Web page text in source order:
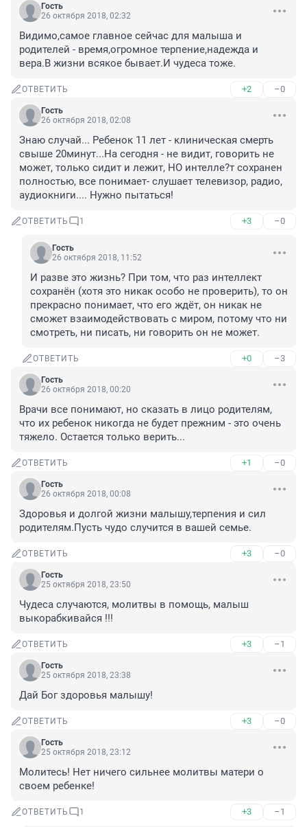
Гость
26 октября 2018, 02:32
Видимо,самое главное сейчас для малыша и
родителей - время,огромное терпение,надежда и
вера.В жизни всякое бывает.И чудеса тоже.
ОТВЕТИТЬ +2 –0
Гость
26 октября 2018, 02:08
Знаю случай... Ребенок 11 лет - клиническая смерть
свыше 20минут...На сегодня - не видит, говорить не
может, только сидит и лежит, НО интелле?т сохранен
полностью, все понимает- слушает телевизор, радио,
аудиокниги.... Нужно пытаться!
ОТВЕТИТЬ 1 +3 –0
Гость
26 октября 2018, 11:52
И разве это жизнь? При том, что раз интеллект
сохранён (хотя это никак особо не проверить), то он
прекрасно понимает, что его ждёт, он никак не
сможет взаимодействовать с миром, потому что ни
смотреть, ни писать, ни говорить он не может.
ОТВЕТИТЬ +0 –3
Гость
26 октября 2018, 00:20
Врачи все понимают, но сказать в лицо родителям,
что их ребенок никогда не будет прежним - это очень
тяжело. Остается только верить...
ОТВЕТИТЬ +1 –0
Гость
26 октября 2018, 00:08
Здоровья и долгой жизни малышу,терпения и сил
родителям.Пусть чудо случится в вашей семье.
ОТВЕТИТЬ +3 –0
Гость
25 октября 2018, 23:50
Чудеса случаются, молитвы в помощь, малыш
выкорабкивайся !!!
ОТВЕТИТЬ +3 –1
Гость
25 октября 2018, 23:38
Дай Бог здоровья малышу!
ОТВЕТИТЬ +3 –0
Гость
25 октября 2018, 23:12
Молитесь! Нет ничего сильнее молитвы матери о
своем ребенке!
ОТВЕТИТЬ 1 +3 –1